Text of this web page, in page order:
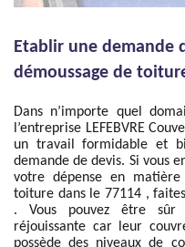
Etablir une demande
démoussage de
Dans n’importe quel
l’entreprise LEFEBVRE
un travail formidable et
demande de devis. Si vous
votre dépense en
toiture dans le 77114 ,
. Vous pouvez être sûr
réjouissante car leur
possède des niveaux de